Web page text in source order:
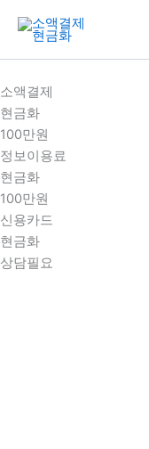
건
너
뛰
기
소액결제
현금화
100만원
정보이용료
현금화
100만원
신용카드
현금화
상담필요